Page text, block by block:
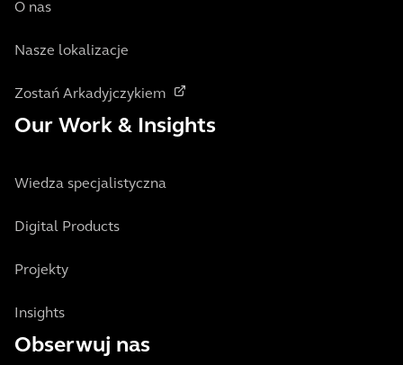
O nas
Nasze lokalizacje
Zostań Arkadyjczykiem
Our Work & Insights
Wiedza specjalistyczna
Digital Products
Projekty
Insights
Obserwuj nas